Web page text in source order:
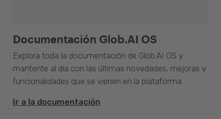
Documentación Glob.AI OS
Explora toda la documentación de Glob.AI OS y
mantente al día con las últimas novedades, mejoras y
funcionalidades que se vienen en la plataforma.
Ir a la documentación